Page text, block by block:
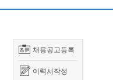
채용공고등록
이력서작성